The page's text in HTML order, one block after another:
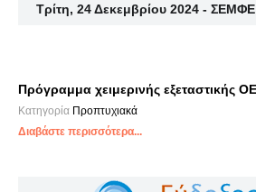
Τρίτη, 24 Δεκεμβρίου 2024 - ΣΕΜΦΕ
Πρόγραμμα χειμερινής εξεταστικής
Κατηγορία Προπτυχιακά
Διαβάστε περισσότερα...